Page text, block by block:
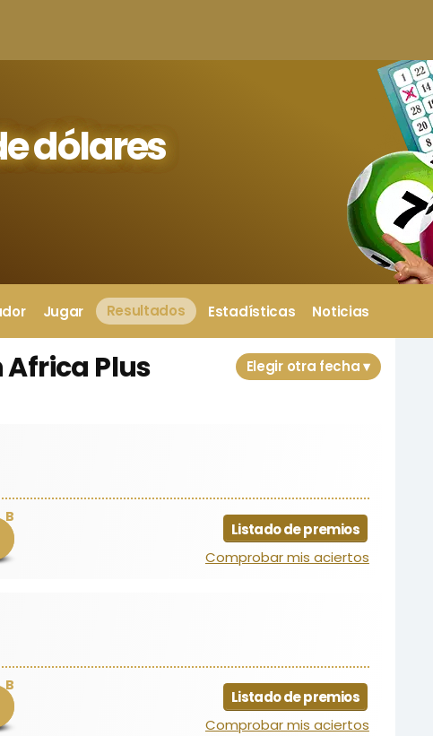
dólares
Jugar Resultados Estadísticas Noticias
Africa Plus Elegir otra fecha ▾
B
Listado de premios
Comprobar mis aciertos
B
Listado de premios
Comprobar mis aciertos